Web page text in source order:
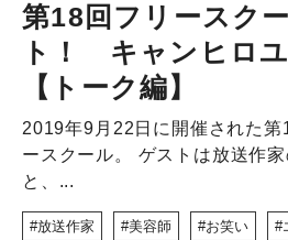
COLUMN
320
第18回フリースク
ト！ キャンヒロ
【トーク編】
2019年9月22日に開催された第
ースクール。 ゲストは放送作
と、...
放送作家 美容師 お笑い